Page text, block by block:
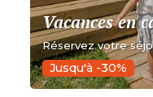
Vacances en
Réservez votre
Jusqu'à -30%